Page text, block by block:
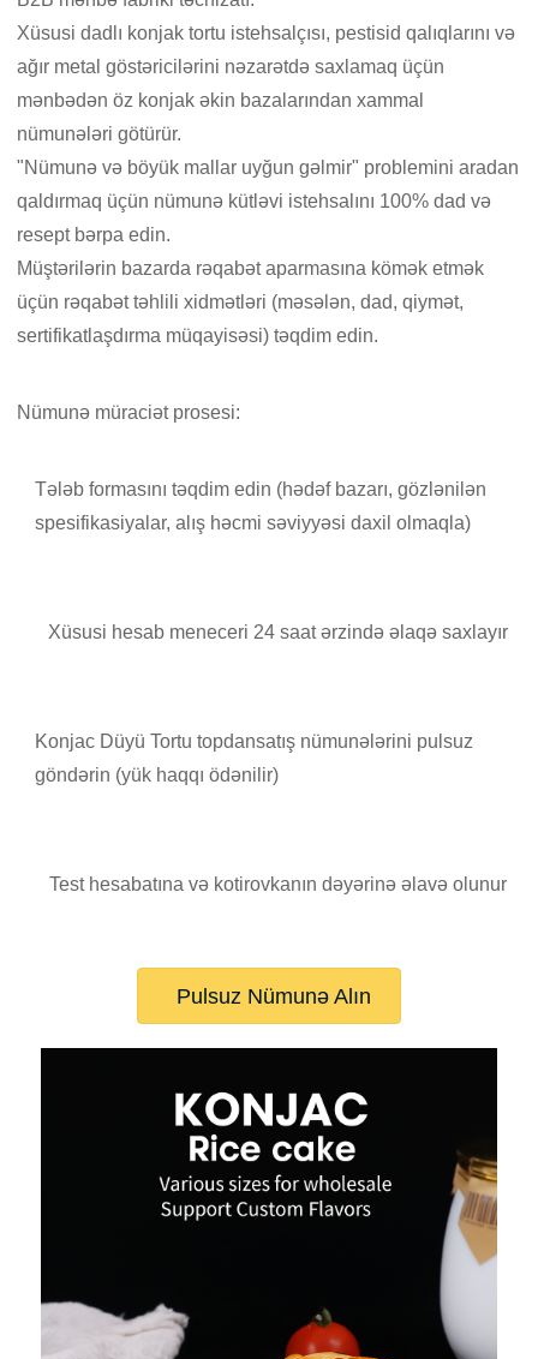
Xüsusi dadlı konjak tortu istehsalçısı, pestisid qalıqlarını və
ağır metal göstəricilərini nəzarətdə saxlamaq üçün
mənbədən öz konjak əkin bazalarından xammal
nümunələri götürür.
"Nümunə və böyük mallar uyğun gəlmir" problemini aradan
qaldırmaq üçün nümunə kütləvi istehsalını 100% dad və
resept bərpa edin.
Müştərilərin bazarda rəqabət aparmasına kömək etmək
üçün rəqabət təhlili xidmətləri (məsələn, dad, qiymət,
sertifikatlaşdırma müqayisəsi) təqdim edin.
Nümunə müraciət prosesi:
Tələb formasını təqdim edin (hədəf bazarı, gözlənilən
spesifikasiyalar, alış həcmi səviyyəsi daxil olmaqla)
Xüsusi hesab meneceri 24 saat ərzində əlaqə saxlayır
Konjac Düyü Tortu topdansatış nümunələrini pulsuz
göndərin (yük haqqı ödənilir)
Test hesabatına və kotirovkanın dəyərinə əlavə olunur
Pulsuz Nümunə Alın